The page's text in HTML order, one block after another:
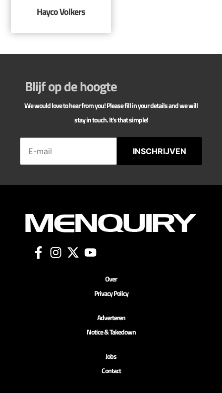
Hayco Volkers
Blijf op de hoogte
We would love to hear from you! Please fill in your details and we will
stay in touch. It's that simple!
INSCHRIJVEN
Over
Privacy Policy
Adverteren
Notice & Takedown
Jobs
Contact